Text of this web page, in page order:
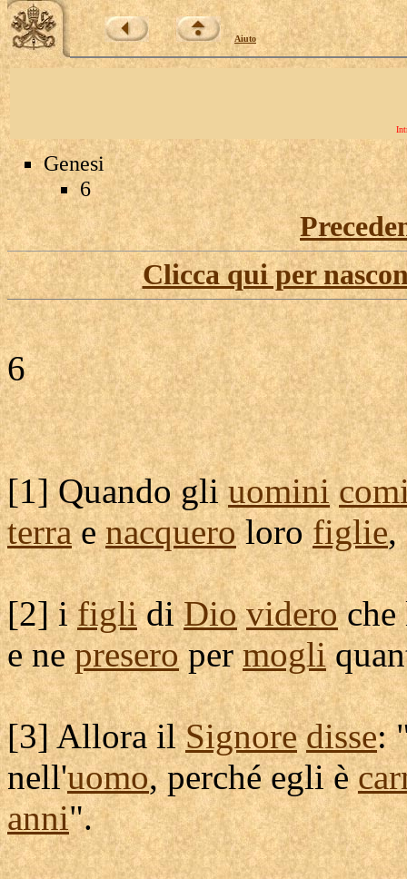
Aiuto
Genesi
6
Clicca qui per
6
[1] Quando gliuomini
terraenacquerolorofiglie,
[2] ifiglidiDio videro
e nepreseropermogli
[3] Allora ilSignore disse:
nell'uomo, perché egli è
anni".